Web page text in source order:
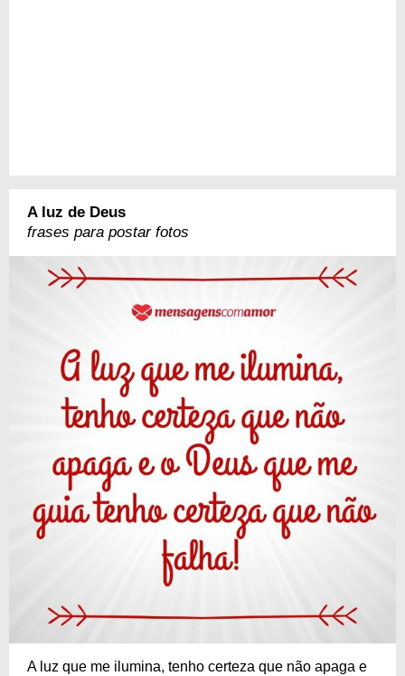
A luz de Deus
frases para postar fotos
A luz que me ilumina, tenho certeza que não apaga e